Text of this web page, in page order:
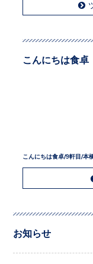
こんにちは食卓
お知らせ